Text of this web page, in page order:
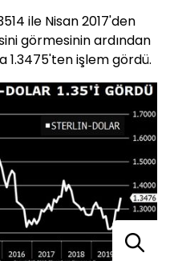
ile Nisan 2017'den
görmesinin ardından
1.3475'ten işlem gördü.